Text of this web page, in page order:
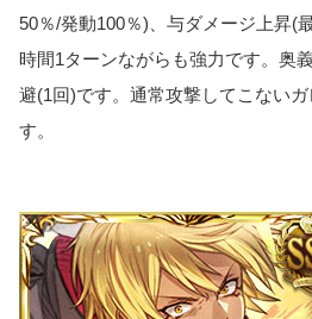
50％/発動100％)、与ダメージ上昇(
時間1ターンながらも強力です。奥
避(1回)です。通常攻撃してこない
す。